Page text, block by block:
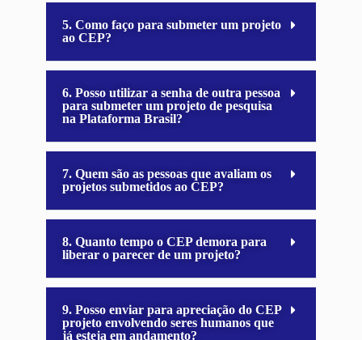
5. Como faço para submeter um projeto
ao CEP?
6. Posso utilizar a senha de outra pessoa
para submeter um projeto de pesquisa
na Plataforma Brasil?
7. Quem são as pessoas que avaliam os
projetos submetidos ao CEP?
8. Quanto tempo o CEP demora para
liberar o parecer de um projeto?
9. Posso enviar para apreciação do CEP
projeto envolvendo seres humanos que
já esteja em andamento?